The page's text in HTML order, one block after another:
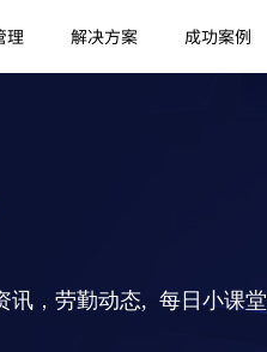
理 解决方案 成功案例
讯，劳勤动态, 每日小课堂